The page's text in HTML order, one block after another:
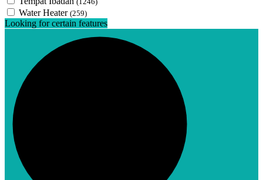
Water Heater (259)
Looking for certain features